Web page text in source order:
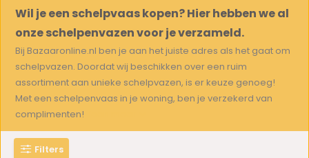
Wil je een schelpvaas kopen? Hier hebben we al
onze schelpenvazen voor je verzameld.
Bij Bazaaronline.nl ben je aan het juiste adres als het gaat om
schelpvazen. Doordat wij beschikken over een ruim
assortiment aan unieke schelpvazen, is er keuze genoeg!
Met een schelpenvaas in je woning, ben je verzekerd van
complimenten!
Filters